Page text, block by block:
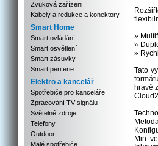
Zvuková zařízeni
Kabely a redukce a konektory
Smart Home
Smart ovládání
Smart osvětlení
Smart zásuvky
Smart periferie
Elektro a kancelář
Spotřebiče pro kanceláře
Zpracování TV signálu
Světelné zdroje
Telefony
Outdoor
Malé spotřebiče
»
»
»
Tato
hravě
Min.